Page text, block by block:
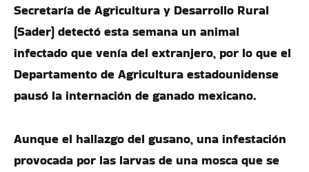
Secretaría de Agricultura y Desarrollo Rural
(Sader) detectó esta semana un animal
infectado que venía del extranjero, por lo que el
Departamento de Agricultura estadounidense
pausó la internación de ganado mexicano.
Aunque el hallazgo del gusano, una infestación
provocada por las larvas de una mosca que se